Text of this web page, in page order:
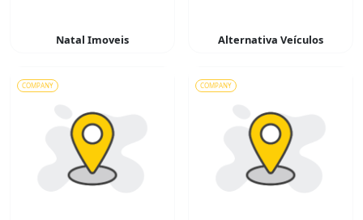
Natal Imoveis Alternativa Veículos
COMPANY COMPANY